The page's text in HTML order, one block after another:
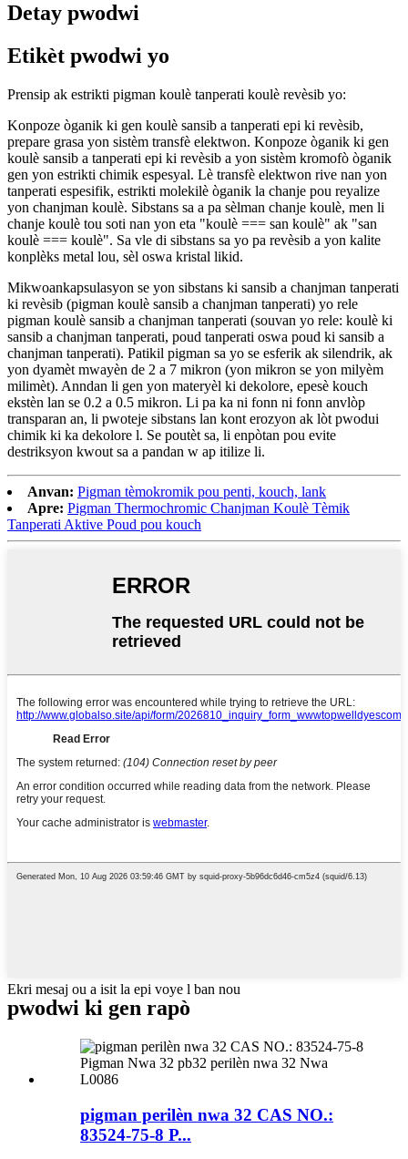
Detay pwodwi
Etikèt pwodwi yo
Prensip ak estrikti pigman koulè tanperati koulè revèsib yo:
Konpoze òganik ki gen koulè sansib a tanperati epi ki revèsib,
prepare grasa yon sistèm transfè elektwon. Konpoze òganik ki gen
koulè sansib a tanperati epi ki revèsib a yon sistèm kromofò òganik
gen yon estrikti chimik espesyal. Lè transfè elektwon rive nan yon
tanperati espesifik, estrikti molekilè òganik la chanje pou reyalize
yon chanjman koulè. Sibstans sa a pa sèlman chanje koulè, men li
chanje koulè tou soti nan yon eta "koulè === san koulè" ak "san
koulè === koulè". Sa vle di sibstans sa yo pa revèsib a yon kalite
konplèks metal lou, sèl oswa kristal likid.
Mikwoankapsulasyon se yon sibstans ki sansib a chanjman tanperati
ki revèsib (pigman koulè sansib a chanjman tanperati) yo rele
pigman koulè sansib a chanjman tanperati (souvan yo rele: koulè ki
sansib a chanjman tanperati, poud tanperati oswa poud ki sansib a
chanjman tanperati). Patikil pigman sa yo se esferik ak silendrik, ak
yon dyamèt mwayèn de 2 a 7 mikron (yon mikron se yon milyèm
milimèt). Anndan li gen yon materyèl ki dekolore, epesè kouch
ekstèn lan se 0.2 a 0.5 mikron. Li pa ka ni fonn ni fonn anvlòp
transparan an, li pwoteje sibstans lan kont erozyon ak lòt pwodui
chimik ki ka dekolore l. Se poutèt sa, li enpòtan pou evite
destriksyon kwout sa a pandan w ap itilize li.
Anvan: Pigman tèmokromik pou penti, kouch, lank
Apre: Pigman Thermochromic Chanjman Koulè Tèmik
Tanperati Aktive Poud pou kouch
Ekri mesaj ou a isit la epi voye l ban nou
pwodwi ki gen rapò
pigman perilèn nwa 32 CAS NO.:
83524-75-8 P...